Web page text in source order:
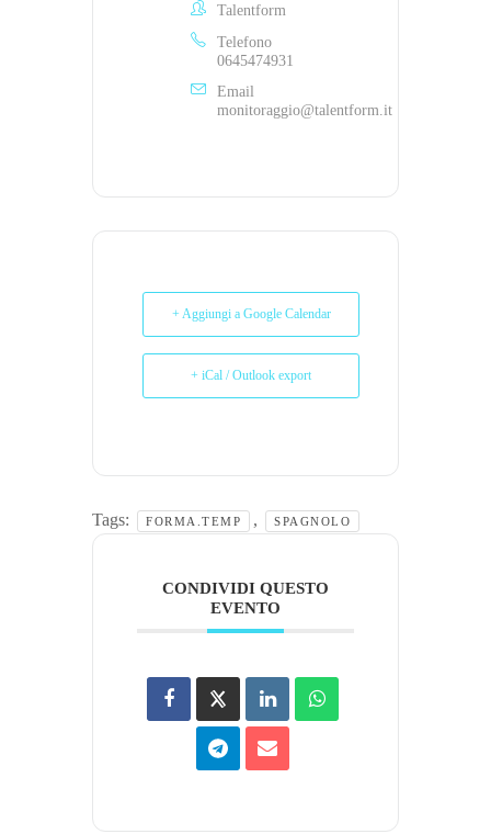
Talentform
Telefono
0645474931
Email
monitoraggio@talentform.it
+ Aggiungi a Google Calendar
+ iCal / Outlook export
Tags: FORMA.TEMP , SPAGNOLO
CONDIVIDI QUESTO
EVENTO